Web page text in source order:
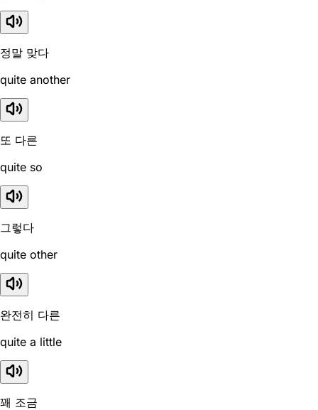
정말 맞다
quite another
또 다른
quite so
그렇다
quite other
완전히 다른
quite a little
꽤 조금